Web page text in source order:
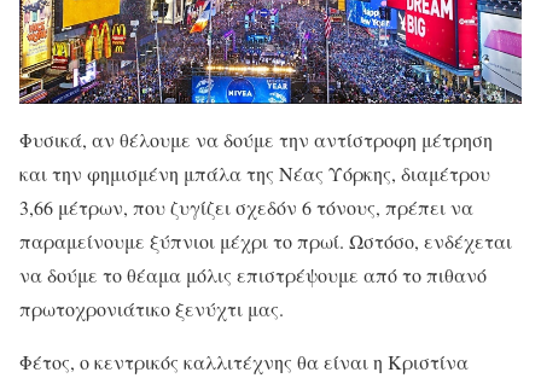
Φυσικά, αν θέλουμε να δούμε την αντίστροφη μέτρηση
και την φημισμένη μπάλα της Νέας Υόρκης, διαμέτρου
3,66 μέτρων, που ζυγίζει σχεδόν 6 τόνους, πρέπει να
παραμείνουμε ξύπνιοι μέχρι το πρωί. Ωστόσο, ενδέχεται
να δούμε το θέαμα μόλις επιστρέψουμε από το πιθανό
πρωτοχρονιάτικο ξενύχτι μας.
Φέτος, ο κεντρικός καλλιτέχνης θα είναι η Κριστίνα